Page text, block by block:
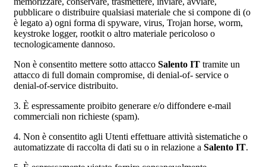
pubblicare o distribuire qualsiasi materiale che si compone di (o
è legato a) ogni forma di spyware, virus, Trojan horse, worm,
keystroke logger, rootkit o altro materiale pericoloso o
tecnologicamente dannoso.
Non è consentito mettere sotto attacco Salento IT tramite un
attacco di full domain compromise, di denial-of- service o
denial-of-service distribuito.
3. È espressamente proibito generare e/o diffondere e-mail
commerciali non richieste (spam).
4. Non è consentito agli Utenti effettuare attività sistematiche o
automatizzate di raccolta di dati su o in relazione a Salento IT.